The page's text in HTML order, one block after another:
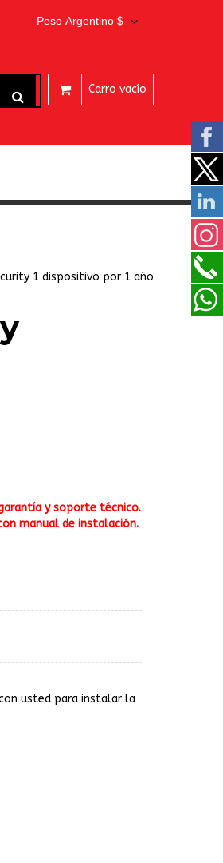
Peso Argentino $
Carro vacío
1 dispositivo por 1 año
y soporte técnico.
manual de instalación.
usted para instalar la